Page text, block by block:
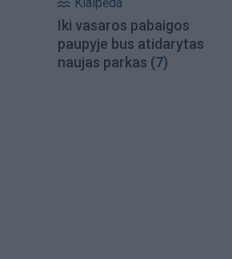
Iki vasaros pabaigos
paupyje bus atidarytas
naujas parkas (7)